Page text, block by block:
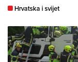
Hrvatska i svijet